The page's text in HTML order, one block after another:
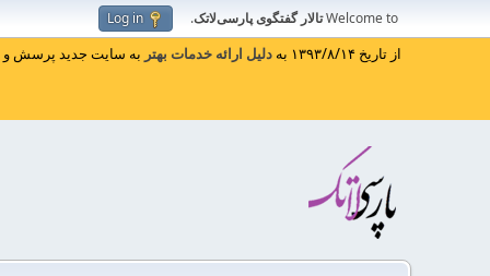
Welcome toتالار گفتگوی پارسی‌لاتک.
Log in
از تاریخ ۱۳۹۳/۸/۱۴ به دلیل ارائه خدمات بهتر به سایت جدید پرسش و